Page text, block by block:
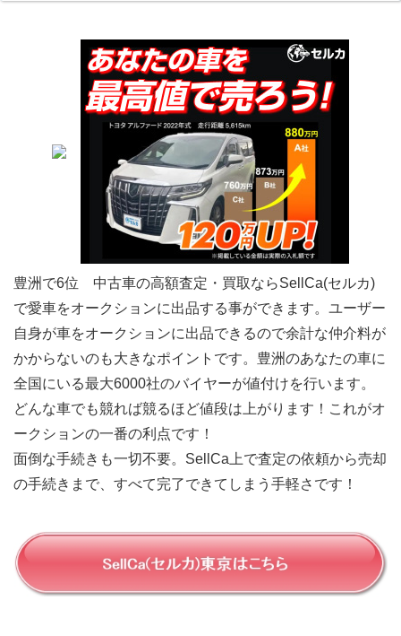
豊洲で6位 中古車の高額査定・買取ならSellCa(セルカ)
で愛車をオークションに出品する事ができます。ユーザー
自身が車をオークションに出品できるので余計な仲介料が
かからないのも大きなポイントです。豊洲のあなたの車に
全国にいる最大6000社のバイヤーが値付けを行います。
どんな車でも競れば競るほど値段は上がります！これがオ
ークションの一番の利点です！
面倒な手続きも一切不要。SellCa上で査定の依頼から売却
の手続きまで、すべて完了できてしまう手軽さです！